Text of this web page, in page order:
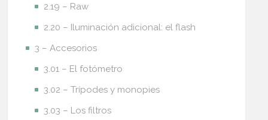
2.19 – Raw
2.20 – Iluminación adicional: el flash
3 – Accesorios
3.01 – El fotómetro
3.02 – Trípodes y monopies
3.03 – Los filtros